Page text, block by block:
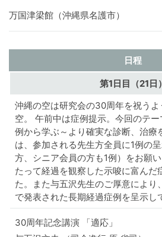
万国津梁館（沖縄県名護市）
日程
第1日目 （21日）
沖縄の空は研究会の30周年を祝う
空。 午前中は症例提示。今回のテ
例から学ぶ～より確実な診断、治療
は、参加される先生方全員に1例の
方、シニア会員の方も1例）をお願
たって経過を観察した示唆に富んだ
た。また与五沢先生のご厚意により
で発表された長期経過症例を呈示し
30周年記念講演 「適応」